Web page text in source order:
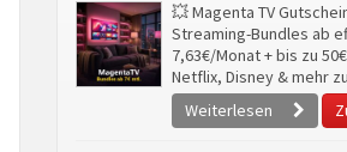
💥 Magenta TV
Streaming-Bundles ab
7,63€/Monat + bis zu
Netflix, Disney & mehr
Weiterlesen